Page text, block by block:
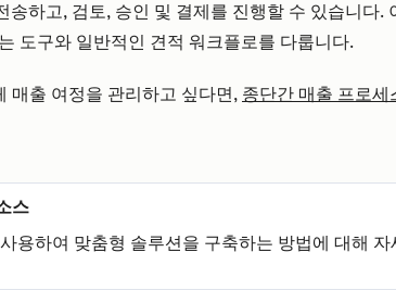
송하고, 검토, 승인 및 결제를 진행할 수 있습니다.
도구와 일반적인 견적 워크플로를 다룹니다.
매출 여정을 관리하고 싶다면, 종단간 매출 프로세
스
사용하여 맞춤형 솔루션을 구축하는 방법에 대해